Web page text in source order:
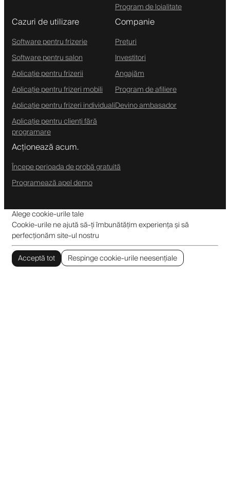
Program de loialitate
Cazuri de utilizare
Software pentru frizerie
Software pentru salon
Aplicație pentru frizerii
Aplicație pentru frizeri mobili
Aplicație pentru frizeri individuali
Aplicație pentru clienți fără
programare
Companie
Prețuri
Investitori
Angajăm
Program de afiliere
Devino ambasador
Acționează acum.
Începe perioada de probă gratuită
Programează apel demo
Alege cookie-urile tale
Cookie-urile ne ajută să-ți îmbunătățim experiența și să
perfecționăm site-ul nostru
Acceptă tot
Respinge cookie-urile neesențiale